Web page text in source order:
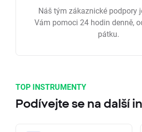
Náš tým zákaznické podpory
Vám pomoci 24 hodin denně,
pátku.
TOP INSTRUMENTY
Podívejte se na další